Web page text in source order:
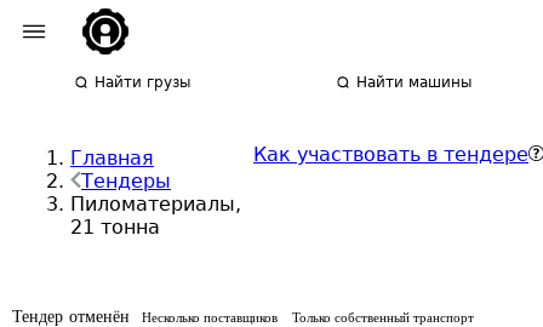
Найти грузы Найти машины
Главная
Тендеры
Пиломатериалы,
21 тонна
Как участвовать в тендере
Тендер отменён Несколько поставщиков Только собственный транспорт